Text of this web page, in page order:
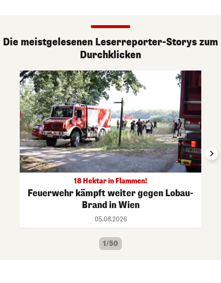
Die meistgelesenen Leserreporter-Storys zum
Durchklicken
18 Hektar in Flammen!
Feuerwehr kämpft weiter gegen Lobau-
Brand in Wien
05.08.2026
1/50